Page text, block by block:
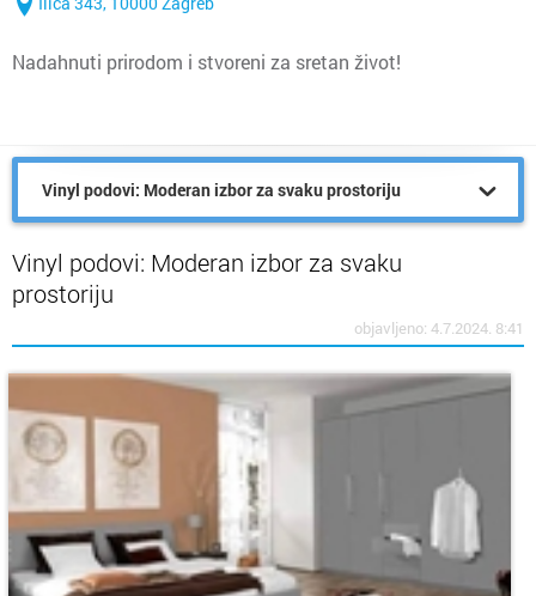
Nadahnuti prirodom i stvoreni za sretan život!
Vinyl podovi: Moderan izbor za svaku prostoriju
Vinyl podovi: Moderan izbor za svaku
prostoriju
objavljeno: 4.7.2024. 8:41